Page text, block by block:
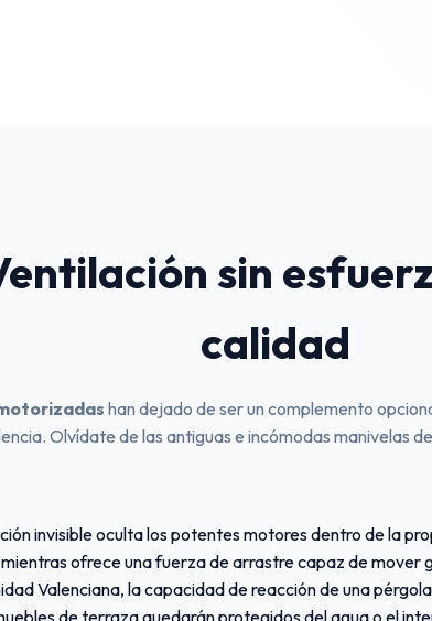
sin
calidad
han dejado de ser un complemento
Olvídate de las antiguas e incómodas manivelas
invisible oculta los potentes motores dentro de la
ofrece una fuerza de arrastre capaz de mover
Valenciana, la capacidad de reacción de una
de terraza quedarán protegidos del agua o el